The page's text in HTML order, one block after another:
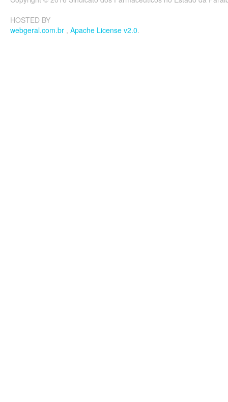
HOSTED BY
webgeral.com.br , Apache License v2.0.